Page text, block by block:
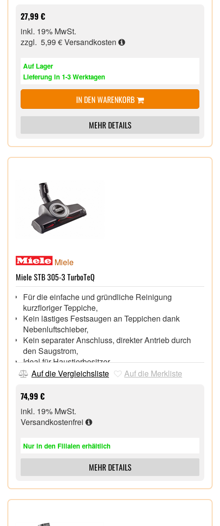
27,99 €
inkl. 19% MwSt.
zzgl. 5,99 €Versandkosten
Auf Lager
Lieferung in 1-3 Werktagen
IN DEN WARENKORB
MEHR DETAILS
Miele
Miele STB 305-3 TurboTeQ
Für die einfache und gründliche Reinigung
kurzfloriger Teppiche,
Kein lästiges Festsaugen an Teppichen dank
Nebenluftschieber,
Kein separater Anschluss, direkter Antrieb durch
den Saugstrom,
Ideal für Haustierbesitzer,
Auf die Vergleichsliste
Auf die Merkliste
74,99 €
inkl. 19% MwSt.
Versandkostenfrei
Nur in den Filialen erhältlich
MEHR DETAILS